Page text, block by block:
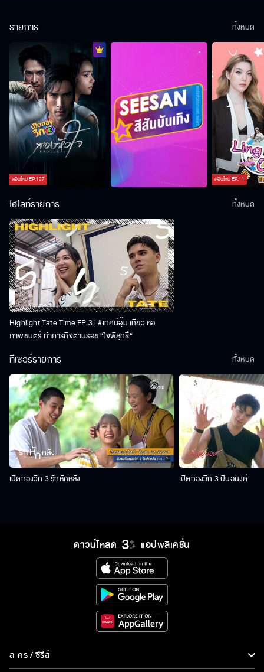
รายการ
ตอนใหม่EP.127 ตอนใหม่EP.11
ทั้งหมด
ไฮไลท์รายการ
Highlight Tate Time EP.3 | #เทศน์อุ้ม เที่ยว หอ
ภาพยนตร์ ทำภารกิจตามรอย “ใจพิสุทธิ์“
ทั้งหมด
ทีเซอร์รายการ
เปิดกองวิก 3 รักหักหลัง เปิดกองวิก 3 ปิ่นอนงค์
ทั้งหมด
ดาวน์โหลด แอปพลิเคชั่น
ละคร / ซีรีส์